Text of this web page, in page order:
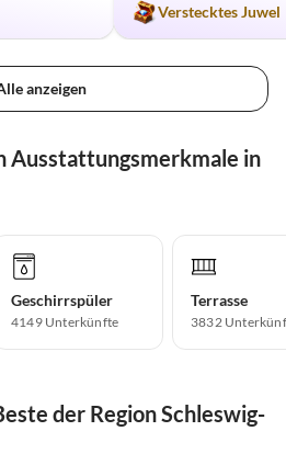
Verstecktes Juwel
anzeigen
Ausstattungsmerkmale in
Geschirrspüler
4149 Unterkünfte
Terrasse
3832
der Region Schleswig-